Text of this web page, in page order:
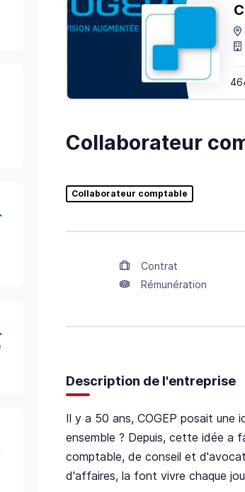
Collaborateur
Collaborateur comptable
Contrat
Rémunération
Description de l'entreprise
Il y a 50 ans, COGEP posait une
ensemble ? Depuis, cette idée a
comptable, de conseil et
d'affaires, la font vivre chaque